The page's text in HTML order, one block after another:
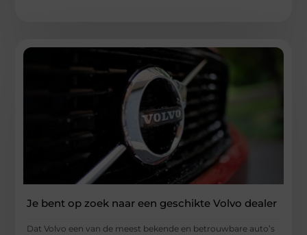
Je bent op zoek naar een geschikte Volvo dealer
Dat Volvo een van de meest bekende en betrouwbare auto’s